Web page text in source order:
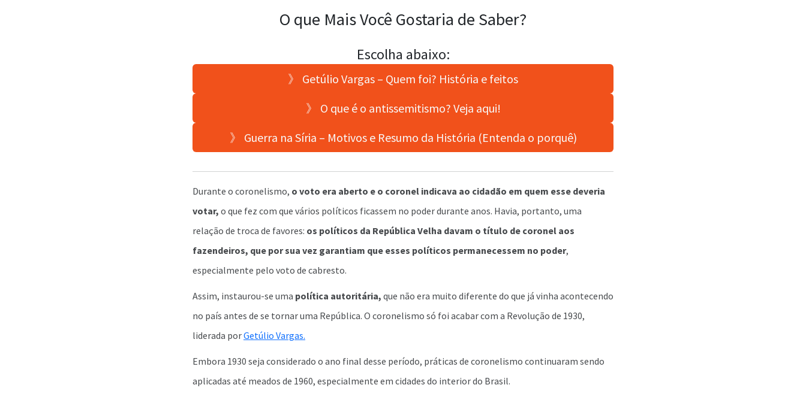
O que Mais Você Gostaria de Saber?
Escolha abaixo:
》 Getúlio Vargas – Quem foi? História e feitos
》 O que é o antissemitismo? Veja aqui!
》 Guerra na Síria – Motivos e Resumo da História (Entenda o porquê)
Durante o coronelismo, o voto era aberto e o coronel indicava ao cidadão em quem esse deveria
votar, o que fez com que vários políticos ficassem no poder durante anos. Havia, portanto, uma
relação de troca de favores: os políticos da República Velha davam o título de coronel aos
fazendeiros, que por sua vez garantiam que esses políticos permanecessem no poder,
especialmente pelo voto de cabresto.
Assim, instaurou-se uma política autoritária, que não era muito diferente do que já vinha acontecendo
no país antes de se tornar uma República. O coronelismo só foi acabar com a Revolução de 1930,
liderada porGetúlio Vargas.
Embora 1930 seja considerado o ano final desse período, práticas de coronelismo continuaram sendo
aplicadas até meados de 1960, especialmente em cidades do interior do Brasil.